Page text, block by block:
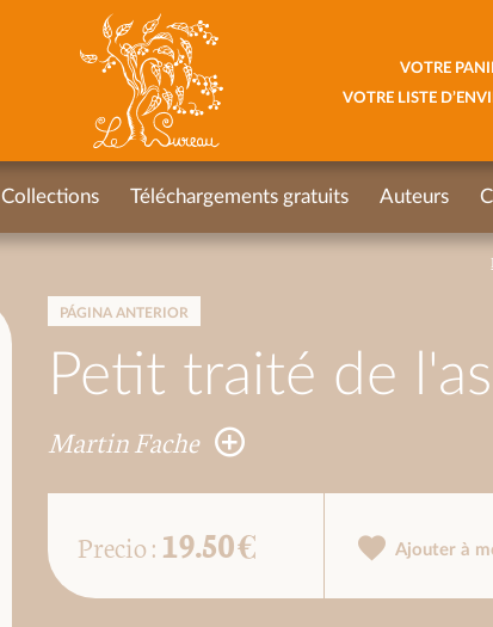
PÁGINA ANTERIOR
Petit traité de
Martin Fache
Precio : 19.50 € Ajouter à
VOTRE
VOTRE LISTE
Collections Téléchargements gratuits Auteurs